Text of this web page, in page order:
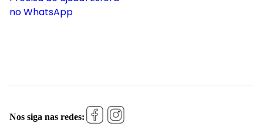
no WhatsApp
Nos siga nas redes: